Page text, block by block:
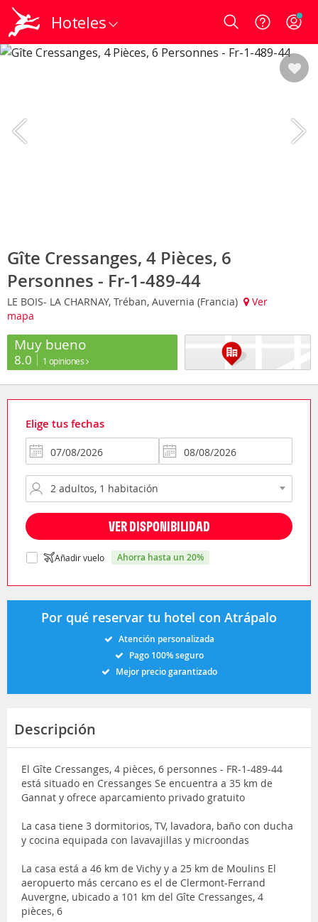
Hoteles Login
Gîte Cressanges, 4 Pièces, 6
Personnes - Fr-1-489-44
LE BOIS- LA CHARNAY, Tréban, Auvernia (Francia)
Ver
mapa
Muy bueno
8.0 1 opiniones
Elige tus fechas
VER DISPONIBILIDAD
Añadir vuelo ahorra hasta un 20%
Por qué reservar tu hotel con Atrápalo
Atención personalizada
Pago 100% seguro
Mejor precio garantizado
Descripción
El Gîte Cressanges, 4 pièces, 6 personnes - FR-1-489-44
está situado en Cressanges Se encuentra a 35 km de
Gannat y ofrece aparcamiento privado gratuito
La casa tiene 3 dormitorios, TV, lavadora, baño con ducha
y cocina equipada con lavavajillas y microondas
La casa está a 46 km de Vichy y a 25 km de Moulins El
aeropuerto más cercano es el de Clermont-Ferrand
Auvergne, ubicado a 101 km del Gîte Cressanges, 4
pièces, 6